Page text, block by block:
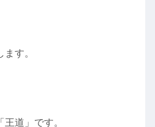
す。
道」です。